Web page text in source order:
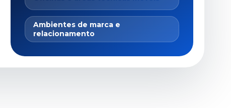
Ambientes de marca e
relacionamento